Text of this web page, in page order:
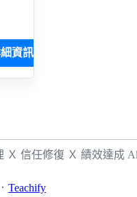
資訊
信任修復 Ｘ 績效達成 All
Teachify